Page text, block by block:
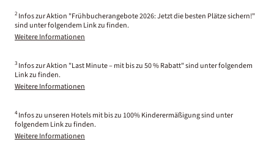
2 Infos zur Aktion "Frühbucherangebote 2026: Jetzt die besten Plätze sichern!"
sind unter folgendem Link zu finden.
Weitere Informationen
3 Infos zur Aktion "Last Minute – mit bis zu 50 % Rabatt" sind unter folgendem
Link zu finden.
Weitere Informationen
4 Infos zu unseren Hotels mit bis zu 100% Kinderermäßigung sind unter
folgendem Link zu finden.
Weitere Informationen